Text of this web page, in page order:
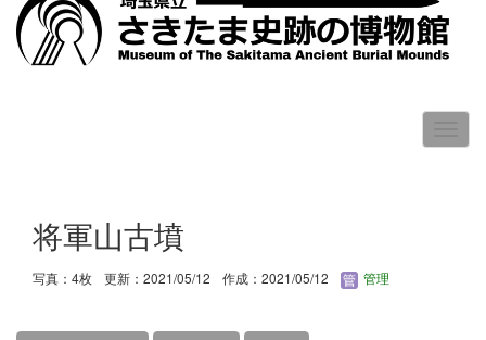
将軍山古墳
写真：4枚 更新：2021/05/12 作成：2021/05/12 管理